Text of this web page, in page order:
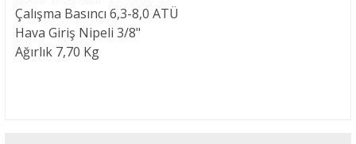
Çalışma Basıncı 6,3-8,0 ATÜ
Hava Giriş Nipeli 3/8"
Ağırlık 7,70 Kg